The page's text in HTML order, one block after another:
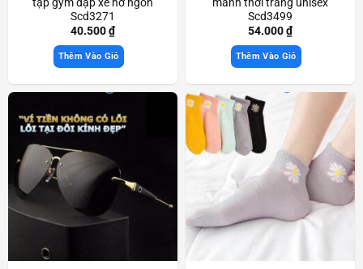
Scd3271
40.500₫
Thêm Vào Giỏ
Scd3499
54.000₫
Thêm Vào Giỏ